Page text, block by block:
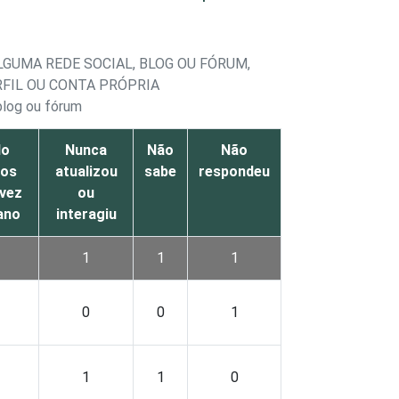
REDE SOCIAL, BLOG OU FÓRUM,
OU CONTA PRÓPRIA
ou fórum
Nunca
atualizou
ou
interagiu
Não
sabe
Não
respondeu
1 1 1
0 0 1
1 1 0